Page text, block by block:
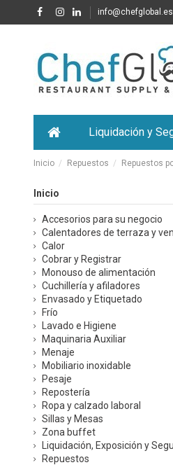
info@chefglobal.es
Liquidación y
Inicio Repuestos Repuestos
Inicio
Accesorios para su negocio
Calentadores de terraza y
Calor
Cobrar y Registrar
Monouso de alimentación
Cuchillería y afiladores
Envasado y Etiquetado
Frío
Lavado e Higiene
Maquinaria Auxiliar
Menaje
Mobiliario inoxidable
Pesaje
Repostería
Ropa y calzado laboral
Sillas y Mesas
Zona buffet
Liquidación, Exposición y
Repuestos